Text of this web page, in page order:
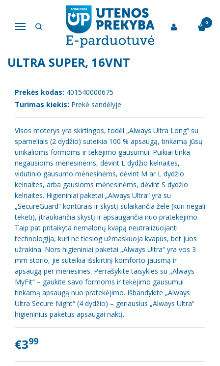
Navigacija
0
Kūno priežiūros ir higienos reikmenys
Higieniniai paketai ALWAYS ULTRA SUPER, 16vnt
HIGIENINIAI PAKETAI ALWAYS
ULTRA SUPER, 16VNT
Prekės kodas: 401540000675
Turimas kiekis: Prekė sandėlyje
Visos moterys yra skirtingos, todėl „Always Ultra Long“ su
sparneliais (2 dydžio) suteikia 100 % apsaugą, tinkamą jūsų
unikalioms formoms ir tekėjimo gausumui. Puikiai tinka
negausioms mėnesinėms, dėvint L dydžio kelnaites,
vidutinio gausumo mėnesinėms, dėvint M ar L dydžio
kelnaites, arba gausioms mėnesinėms, dėvint S dydžio
kelnaites. Higieniniai paketai „Always Ultra“ yra su
„SecureGuard“ kontūrais ir skystį sulaikančia žele (kuri negali
tekėti), įtraukiančia skystį ir apsaugančia nuo pratekėjimo.
Taip pat pritaikyta nemalonų kvapą neutralizuojanti
technologija, kuri ne tiesiog užmaskuoja kvapus, bet juos
užrakina. Nors higieniniai paketai „Always Ultra“ yra vos 3
mm storio, jie suteikia išskirtinį komforto jausmą ir
apsaugą per mėnesines. Perrašykite taisykles su „Always
MyFit“ – gaukite savo formoms ir tekėjimo gausumui
tinkamą apsaugą nuo pratekėjimo. Išbandykite „Always
Ultra Secure Night“ (4 dydžio) – geriausius „Always Ultra“
higieninius paketus apsaugai naktį.
€399